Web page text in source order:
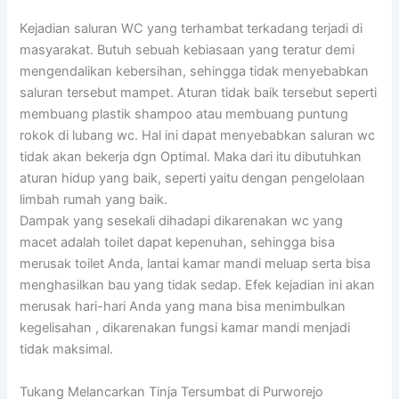
Kejadian saluran WC yang terhambat terkadang terjadi di
masyarakat. Butuh sebuah kebiasaan yang teratur demi
mengendalikan kebersihan, sehingga tidak menyebabkan
saluran tersebut mampet. Aturan tidak baik tersebut seperti
membuang plastik shampoo atau membuang puntung
rokok di lubang wc. Hal ini dapat menyebabkan saluran wc
tidak akan bekerja dgn Optimal. Maka dari itu dibutuhkan
aturan hidup yang baik, seperti yaitu dengan pengelolaan
limbah rumah yang baik.
Dampak yang sesekali dihadapi dikarenakan wc yang
macet adalah toilet dapat kepenuhan, sehingga bisa
merusak toilet Anda, lantai kamar mandi meluap serta bisa
menghasilkan bau yang tidak sedap. Efek kejadian ini akan
merusak hari-hari Anda yang mana bisa menimbulkan
kegelisahan , dikarenakan fungsi kamar mandi menjadi
tidak maksimal.
Tukang Melancarkan Tinja Tersumbat di Purworejo